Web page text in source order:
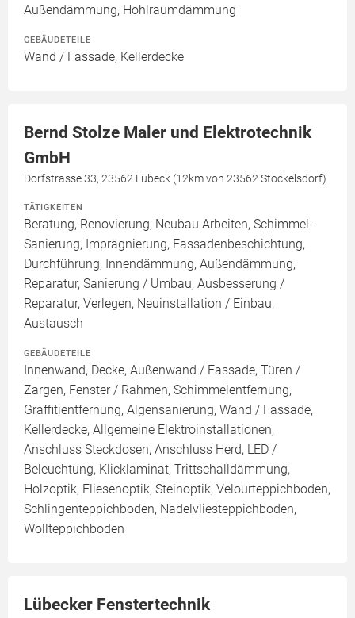
Außendämmung, Hohlraumdämmung
GEBÄUDETEILE
Wand / Fassade, Kellerdecke
Bernd Stolze Maler und Elektrotechnik
GmbH
Dorfstrasse 33, 23562 Lübeck (12km von 23562 Stockelsdorf)
TÄTIGKEITEN
Beratung, Renovierung, Neubau Arbeiten, Schimmel-
Sanierung, Imprägnierung, Fassadenbeschichtung,
Durchführung, Innendämmung, Außendämmung,
Reparatur, Sanierung / Umbau, Ausbesserung /
Reparatur, Verlegen, Neuinstallation / Einbau,
Austausch
GEBÄUDETEILE
Innenwand, Decke, Außenwand / Fassade, Türen /
Zargen, Fenster / Rahmen, Schimmelentfernung,
Graffitientfernung, Algensanierung, Wand / Fassade,
Kellerdecke, Allgemeine Elektroinstallationen,
Anschluss Steckdosen, Anschluss Herd, LED /
Beleuchtung, Klicklaminat, Trittschalldämmung,
Holzoptik, Fliesenoptik, Steinoptik, Velourteppichboden,
Schlingenteppichboden, Nadelvliesteppichboden,
Wollteppichboden
Lübecker Fenstertechnik